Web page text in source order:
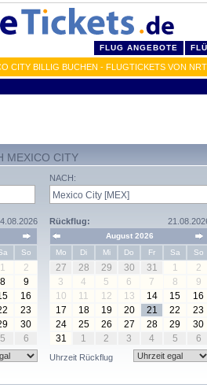
FLUG ANGEBOTE
CITY BILLIG BUCHEN - FLUGTICKETS VON
MEXICO CITY
So
1
2
8
9
16
23
30
5 6
NACH:
Rückflug:
August 2026
Mo
Di Mi Do Fr Sa So
27 28 29 30 31 1
2
3
4 5 6 7 8
9
10
11 12 13 14 15
16
17
18 19 20 21 22
23
24
25 26 27 28 29
30
31
1 2 3 4 5 6
Uhrzeit Rückflug